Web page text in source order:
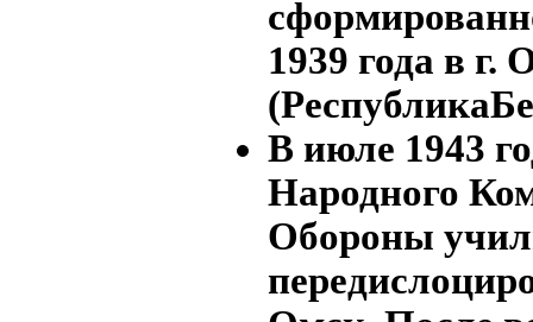
1939 года в г.
В июле 1943
Народного
Обороны